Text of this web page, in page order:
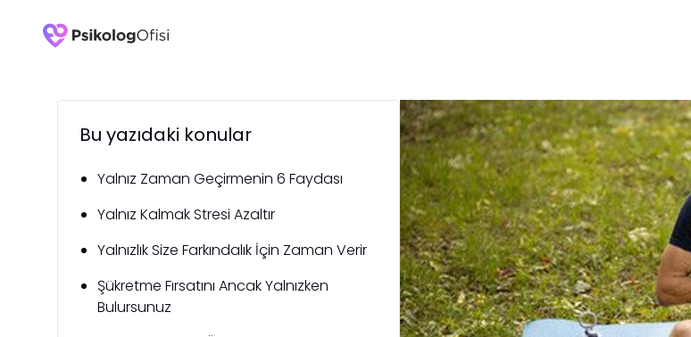
Bu yazıdaki konular
Yalnız Zaman Geçirmenin 6 Faydası
Yalnız Kalmak Stresi Azaltır
Yalnızlık Size Farkındalık İçin Zaman Verir
Şükretme Fırsatını Ancak Yalnızken
Bulursunuz